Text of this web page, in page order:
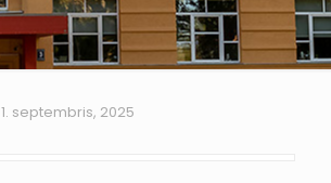
1. septembris, 2025